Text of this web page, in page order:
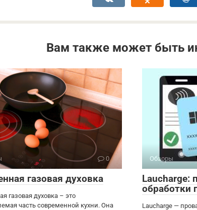
Вам также может быть
0
газовая духовка
газовая духовка – это
часть современной кухни. Она
Обзоры
Laucharge:
обработки
Laucharge —